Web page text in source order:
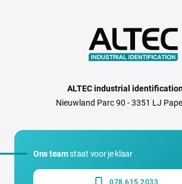
ALTEC industrial
Nieuwland Parc 90 - 3351 LJ
Ons teamstaat voor je klaar
078 615 2033